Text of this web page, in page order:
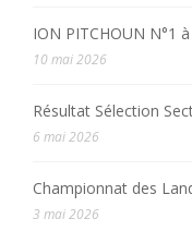
ION PITCHOUN N°1
10 mai 2026
Résultat Sélection
6 mai 2026
Championnat des
3 mai 2026